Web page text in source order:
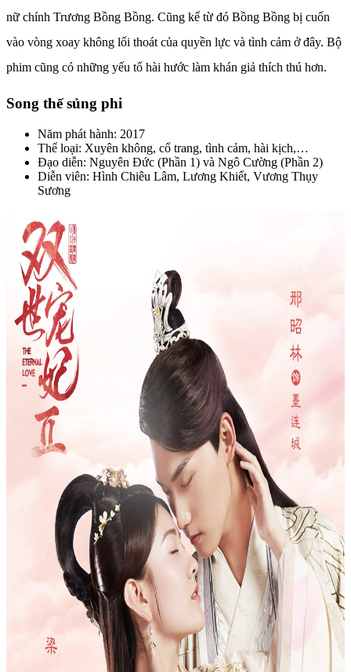
nữ chính Trương Bồng Bồng. Cũng kể từ đó Bồng Bồng bị cuốn
vào vòng xoay không lối thoát của quyền lực và tình cảm ở đây. Bộ
phim cũng có những yếu tố hài hước làm khán giả thích thú hơn.
Song thế sủng phi
Năm phát hành: 2017
Thể loại: Xuyên không, cổ trang, tình cảm, hài kịch,…
Đạo diễn: Nguyên Đức (Phần 1) và Ngô Cường (Phần 2)
Diễn viên: Hình Chiêu Lâm, Lương Khiết, Vương Thụy
Sương